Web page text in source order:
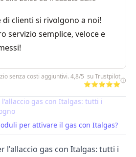
di clienti si rivolgono a noi!
servizio semplice, veloce e
senza costi aggiuntivi. 4,8/5 su Trustpilot
⭐⭐⭐⭐⭐
gas con Italgas: tutti i
per attivare il gas con Italgas?
l'allaccio gas con Italgas: tutti i